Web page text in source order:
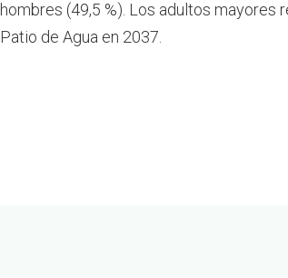
hombres (49,5 %). Los adultos mayores
Patio de Agua en 2037.